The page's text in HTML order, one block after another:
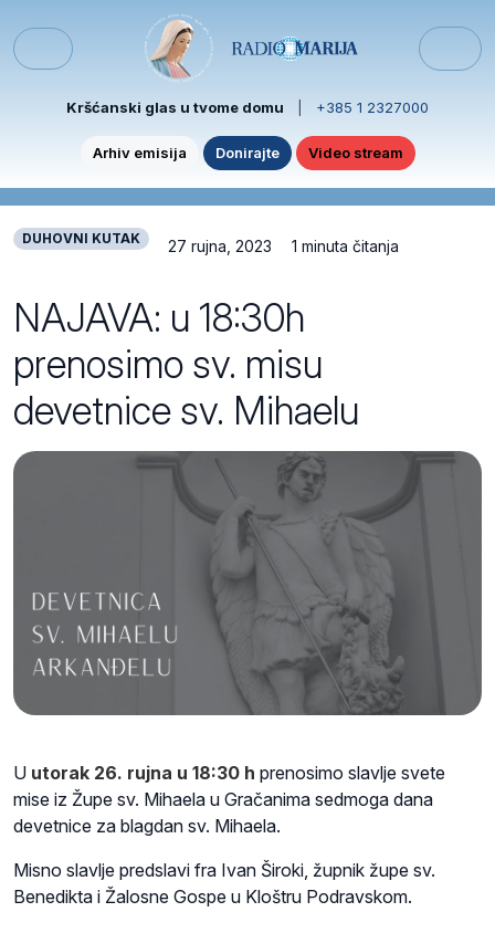
Menu
Kršćanski glas u tvome domu +385 1 2327000
Arhiv emisija Donirajte Video stream
DUHOVNI KUTAK 27 rujna, 2023 1 minuta čitanja
NAJAVA: u 18:30h
prenosimo sv. misu
devetnice sv. Mihaelu
U utorak 26. rujna u 18:30 h prenosimo slavlje svete
mise iz Župe sv. Mihaela u Gračanima sedmoga dana
devetnice za blagdan sv. Mihaela.
Misno slavlje predslavi fra Ivan Široki, župnik župe sv.
Benedikta i Žalosne Gospe u Kloštru Podravskom.